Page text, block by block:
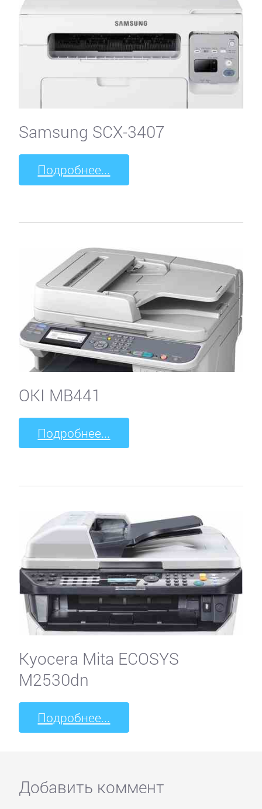
Samsung SCX-3407
Подробнее...
OKI MB441
Подробнее...
Kyocera Mita ECOSYS
M2530dn
Подробнее...
Добавить коммент